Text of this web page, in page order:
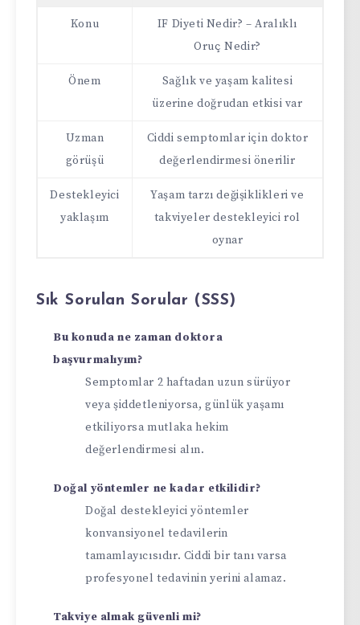
Konu
IF Diyeti Nedir? – Aralıklı
Oruç Nedir?
Önem
Sağlık ve yaşam kalitesi
üzerine doğrudan etkisi var
Uzman
görüşü
Ciddi semptomlar için doktor
değerlendirmesi önerilir
Destekleyici
yaklaşım
Yaşam tarzı değişiklikleri ve
takviyeler destekleyici rol
oynar
Sık Sorulan Sorular (SSS)
Bu konuda ne zaman doktora
başvurmalıyım?
Semptomlar 2 haftadan uzun sürüyor
veya şiddetleniyorsa, günlük yaşamı
etkiliyorsa mutlaka hekim
değerlendirmesi alın.
Doğal yöntemler ne kadar etkilidir?
Doğal destekleyici yöntemler
konvansiyonel tedavilerin
tamamlayıcısıdır. Ciddi bir tanı varsa
profesyonel tedavinin yerini alamaz.
Takviye almak güvenli mi?